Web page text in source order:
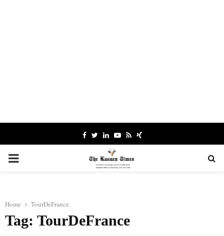
Facebook
TwitterLinkedinYoutube
RssXing
PRIMARY
Home TourDeFrance
Tag: TourDeFrance